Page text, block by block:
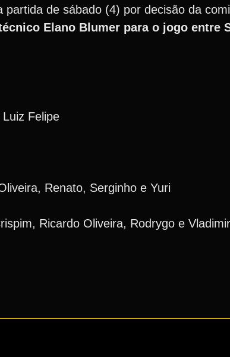
de sábado (4) por decisão da
Elano Blumer para o jogo entre
Felipe
Renato, Serginho e Yuri
Ricardo Oliveira, Rodrygo e